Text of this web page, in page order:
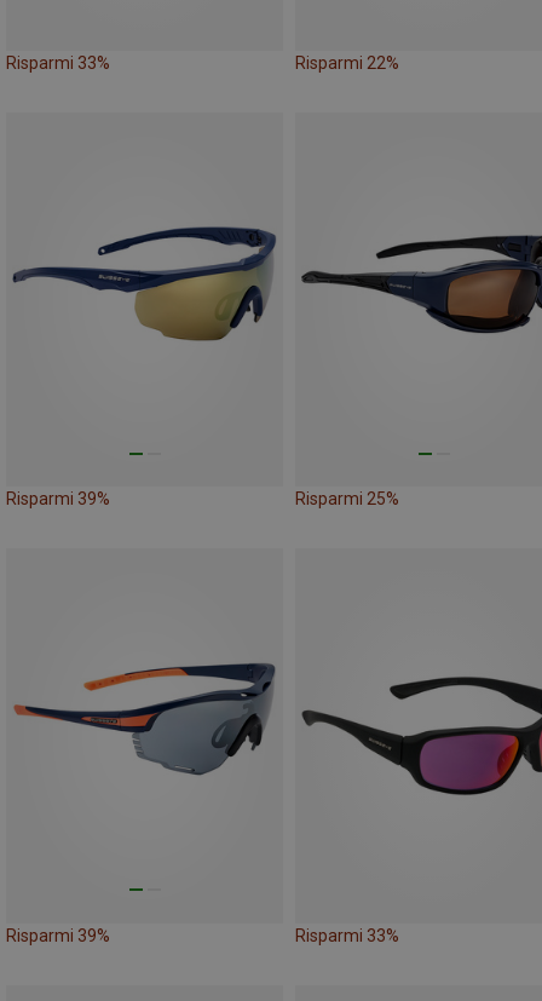
Risparmi 33% Risparmi 22%
Risparmi 39% Risparmi 25%
Risparmi 39% Risparmi 33%